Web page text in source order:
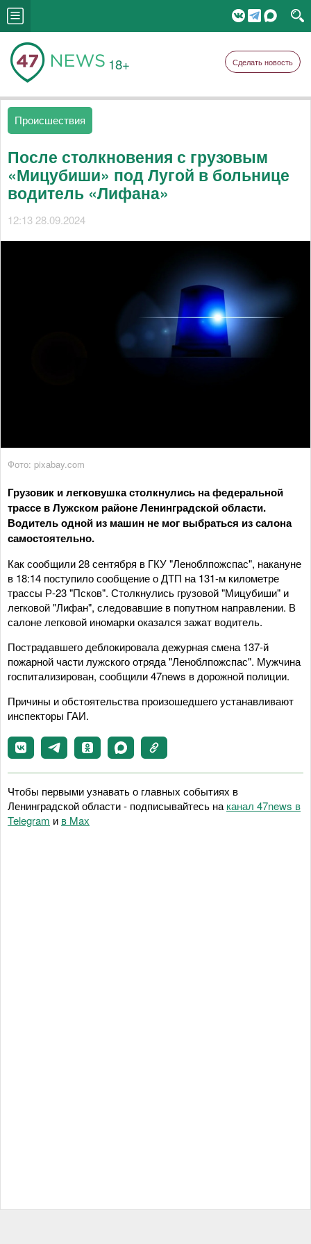
18+ Сделать новость
Происшествия
После столкновения с грузовым
«Мицубиши» под Лугой в больнице
водитель «Лифана»
12:13 28.09.2024
Фото: pixabay.com
Грузовик и легковушка столкнулись на федеральной
трассе в Лужском районе Ленинградской области.
Водитель одной из машин не мог выбраться из салона
самостоятельно.
Как сообщили 28 сентября в ГКУ "Леноблпожспас", накануне
в 18:14 поступило сообщение о ДТП на 131-м километре
трассы Р-23 "Псков". Столкнулись грузовой "Мицубиши" и
легковой "Лифан", следовавшие в попутном направлении. В
салоне легковой иномарки оказался зажат водитель.
Пострадавшего деблокировала дежурная смена 137-й
пожарной части лужского отряда "Леноблпожспас". Мужчина
госпитализирован, сообщили 47news в дорожной полиции.
Причины и обстоятельства произошедшего устанавливают
инспекторы ГАИ.
Чтобы первыми узнавать о главных событиях в
Ленинградской области - подписывайтесь на канал 47news в
Telegram и в Maх